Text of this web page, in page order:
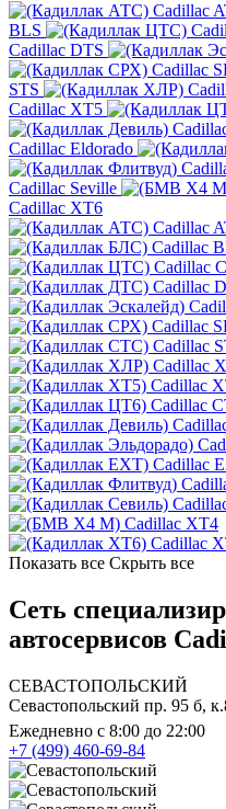
Cadillac
BLS
Cadillac DTS
Cadillac
STS
Cadillac XT5
Cadillac Eldorado
Cadillac Seville
Cadillac XT6
Cadillac
Cadillac
Cadillac
Cadillac
Cadillac
Cadillac
Cadillac
Cadillac
Cadillac
Cadillac
Cadillac XT4
Cadillac
Показать все Скрыть все
Сеть
автосервисов
СЕВАСТОПОЛЬСКИЙ
Севастопольский пр. 95 б,
Ежедневно с 8:00 до 22:00
+7 (499) 460-69-84